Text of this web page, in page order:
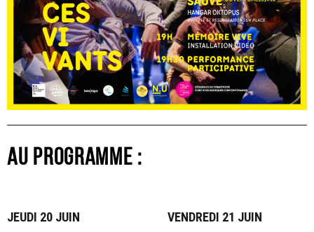
AU PROGRAMME :
JEUDI 20 JUIN VENDREDI 21 JUIN